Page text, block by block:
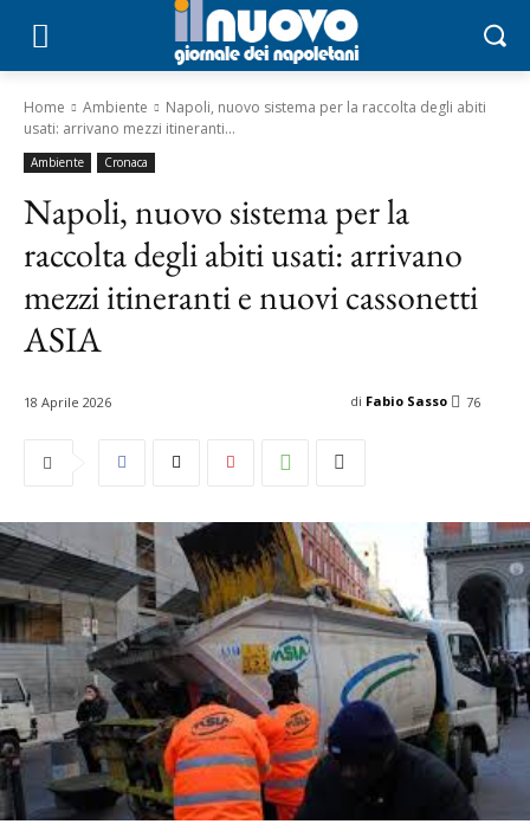
Home Ambiente
Napoli, nuovo sistema per la raccolta degli abiti
usati: arrivano mezzi itineranti...
Ambiente Cronaca
Napoli, nuovo sistema per la
raccolta degli abiti usati: arrivano
mezzi itineranti e nuovi cassonetti
ASIA
18 Aprile 2026 76
di Fabio Sasso